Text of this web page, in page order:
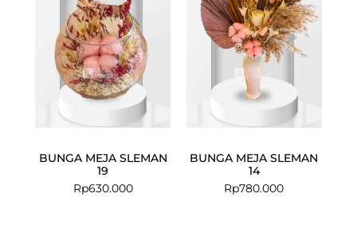
BUNGA MEJA SLEMAN
19
Rp630.000
BUNGA MEJA SLEMAN
14
Rp780.000